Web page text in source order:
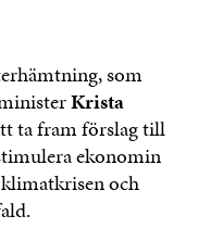
som
Krista
ta fram förslag till
ekonomin
och